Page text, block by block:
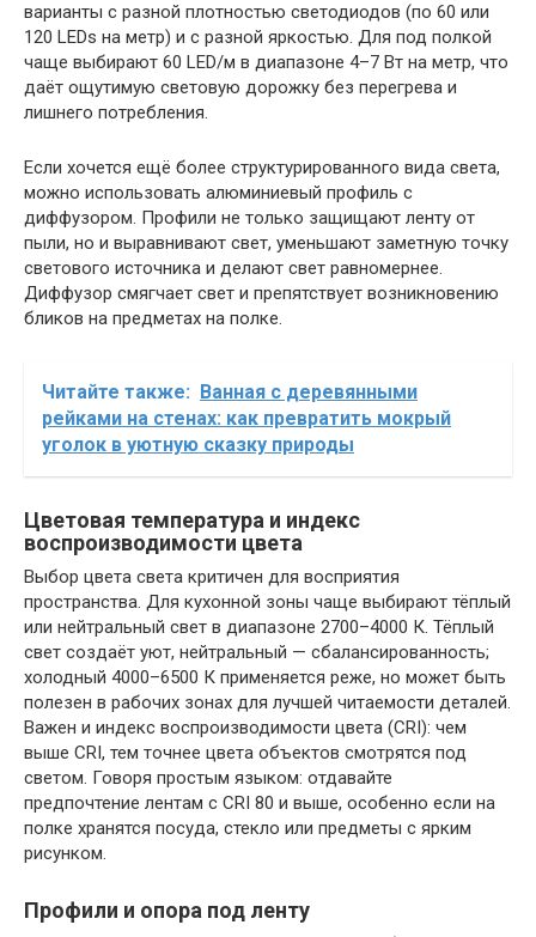
варианты с разной плотностью светодиодов (по 60 или
120 LEDs на метр) и с разной яркостью. Для под полкой
чаще выбирают 60 LED/м в диапазоне 4–7 Вт на метр, что
даёт ощутимую световую дорожку без перегрева и
лишнего потребления.
Если хочется ещё более структурированного вида света,
можно использовать алюминиевый профиль с
диффузором. Профили не только защищают ленту от
пыли, но и выравнивают свет, уменьшают заметную точку
светового источника и делают свет равномернее.
Диффузор смягчает свет и препятствует возникновению
бликов на предметах на полке.
Читайте также:
Ванная с деревянными
рейками на стенах: как превратить мокрый
уголок в уютную сказку природы
Цветовая температура и индекс
воспроизводимости цвета
Выбор цвета света критичен для восприятия
пространства. Для кухонной зоны чаще выбирают тёплый
или нейтральный свет в диапазоне 2700–4000 К. Тёплый
свет создаёт уют, нейтральный — сбалансированность;
холодный 4000–6500 К применяется реже, но может быть
полезен в рабочих зонах для лучшей читаемости деталей.
Важен и индекс воспроизводимости цвета (CRI): чем
выше CRI, тем точнее цвета объектов смотрятся под
светом. Говоря простым языком: отдавайте
предпочтение лентам с CRI 80 и выше, особенно если на
полке хранятся посуда, стекло или предметы с ярким
рисунком.
Профили и опора под ленту